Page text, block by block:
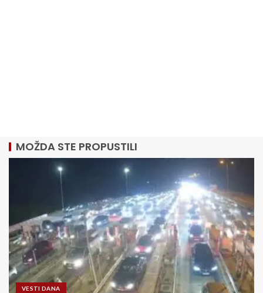
MOŽDA STE PROPUSTILI
VESTI DANA